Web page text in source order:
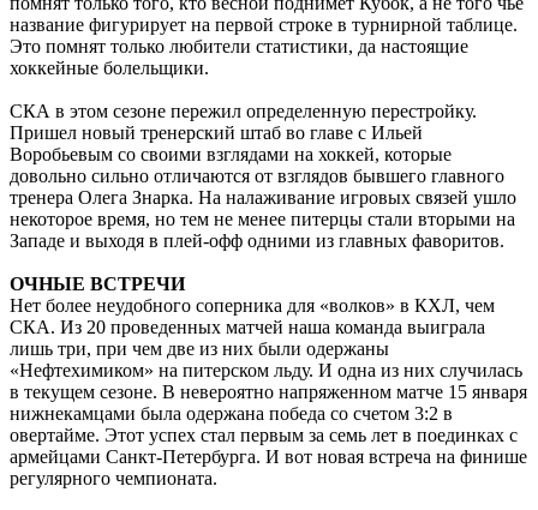
название фигурирует на первой строке в турнирной таблице.
Это помнят только любители статистики, да настоящие
хоккейные болельщики.
СКА в этом сезоне пережил определенную перестройку.
Пришел новый тренерский штаб во главе с Ильей
Воробьевым со своими взглядами на хоккей, которые
довольно сильно отличаются от взглядов бывшего главного
тренера Олега Знарка. На налаживание игровых связей ушло
некоторое время, но тем не менее питерцы стали вторыми на
Западе и выходя в плей-офф одними из главных фаворитов.
ОЧНЫЕ ВСТРЕЧИ
Нет более неудобного соперника для «волков» в КХЛ, чем
СКА. Из 20 проведенных матчей наша команда выиграла
лишь три, при чем две из них были одержаны
«Нефтехимиком» на питерском льду. И одна из них случилась
в текущем сезоне. В невероятно напряженном матче 15 января
нижнекамцами была одержана победа со счетом 3:2 в
овертайме. Этот успех стал первым за семь лет в поединках с
армейцами Санкт-Петербурга. И вот новая встреча на финише
регулярного чемпионата.